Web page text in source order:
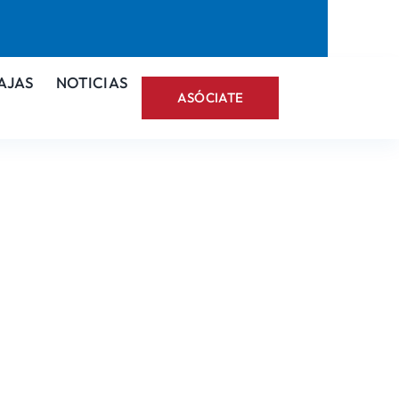
NOTICIAS
ASÓCIATE